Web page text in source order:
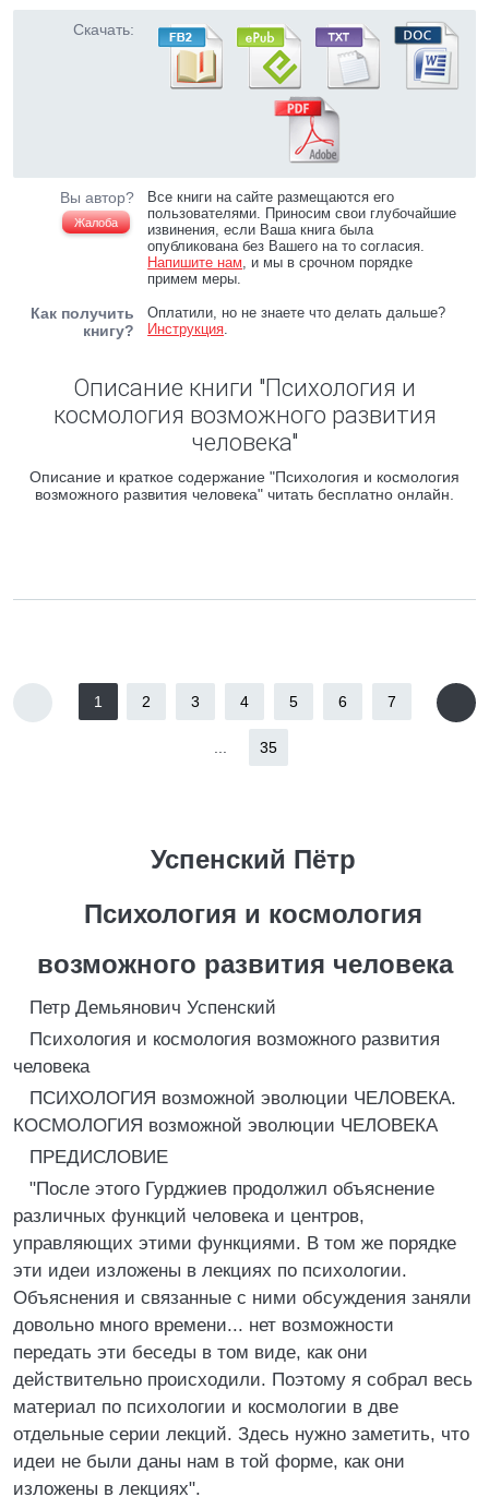
Скачать:
Вы автор?
Жалоба
Все книги на сайте размещаются его
пользователями. Приносим свои глубочайшие
извинения, если Ваша книга была
опубликована без Вашего на то согласия.
Напишите нам, и мы в срочном порядке
примем меры.
Как получить
книгу?
Оплатили, но не знаете что делать дальше?
Инструкция.
Описание книги "Психология и
космология возможного развития
человека"
Описание и краткое содержание "Психология и космология
возможного развития человека" читать бесплатно онлайн.
1 2 3 4 5 6 7
35
Успенский Пётр
Психология и космология
возможного развития человека
Петр Демьянович Успенский
Психология и космология возможного развития
человека
ПСИХОЛОГИЯ возможной эволюции ЧЕЛОВЕКА.
КОСМОЛОГИЯ возможной эволюции ЧЕЛОВЕКА
ПРЕДИСЛОВИЕ
"После этого Гурджиев продолжил объяснение
различных функций человека и центров,
управляющих этими функциями. В том же порядке
эти идеи изложены в лекциях по психологии.
Объяснения и связанные с ними обсуждения заняли
довольно много времени... нет возможности
передать эти беседы в том виде, как они
действительно происходили. Поэтому я собрал весь
материал по психологии и космологии в две
отдельные серии лекций. Здесь нужно заметить, что
идеи не были даны нам в той форме, как они
изложены в лекциях".